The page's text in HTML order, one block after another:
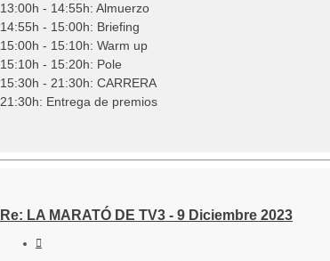
13:00h - 14:55h: Almuerzo
14:55h - 15:00h: Briefing
15:00h - 15:10h: Warm up
15:10h - 15:20h: Pole
15:30h - 21:30h: CARRERA
21:30h: Entrega de premios
Re: LA MARATÓ DE TV3 - 9 Diciembre 2023